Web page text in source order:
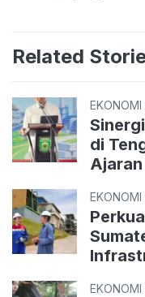
Related
Sinergi
di
Ajaran